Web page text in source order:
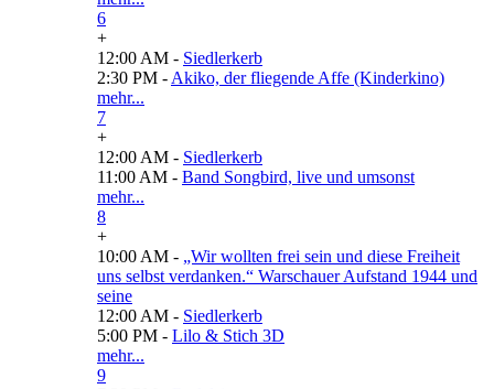
6
+
12:00 AM - Siedlerkerb
2:30 PM - Akiko, der fliegende Affe (Kinderkino)
mehr...
7
+
12:00 AM - Siedlerkerb
11:00 AM - Band Songbird, live und umsonst
mehr...
8
+
10:00 AM - „Wir wollten frei sein und diese Freiheit
uns selbst verdanken.“ Warschauer Aufstand 1944 und
seine
12:00 AM - Siedlerkerb
5:00 PM - Lilo & Stich 3D
mehr...
9